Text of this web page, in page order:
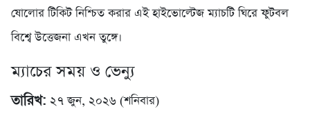
ষোলোর টিকিট নিশ্চিত করার এই হাইভোল্টেজ ম্যাচটি ঘিরে ফুটবল
বিশ্বে উত্তেজনা এখন তুঙ্গে।
ম্যাচের সময় ও ভেন্যু
তারিখ: ২৭ জুন, ২০২৬ (শনিবার)